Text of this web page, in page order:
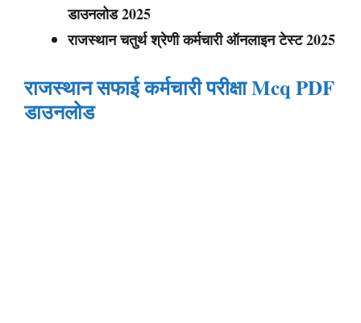
डाउनलोड 2025
राजस्थान चतुर्थ श्रेणी कर्मचारीऑनलाइन टेस्ट 2025
राजस्थान सफाई कर्मचारी परीक्षा Mcq PDF
डाउनलोड